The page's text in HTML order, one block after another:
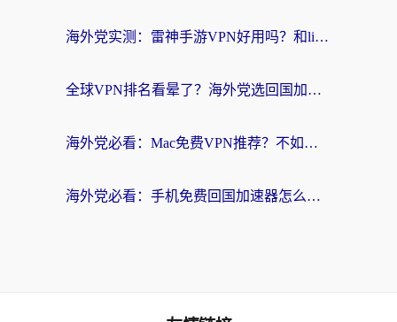
海外党实测：雷神手游VPN好用吗？和lightVPN对比哪个回国效果更好？附真实体验+避坑指南
全球VPN排名看晕了？海外党选回国加速器的实用指南（附真实对比）
海外党必看：Mac免费VPN推荐？不如选对回国加速器，秒连国内资源不踩坑
海外党必看：手机免费回国加速器怎么选？3个维度帮你避开坑，无缝刷国内资源